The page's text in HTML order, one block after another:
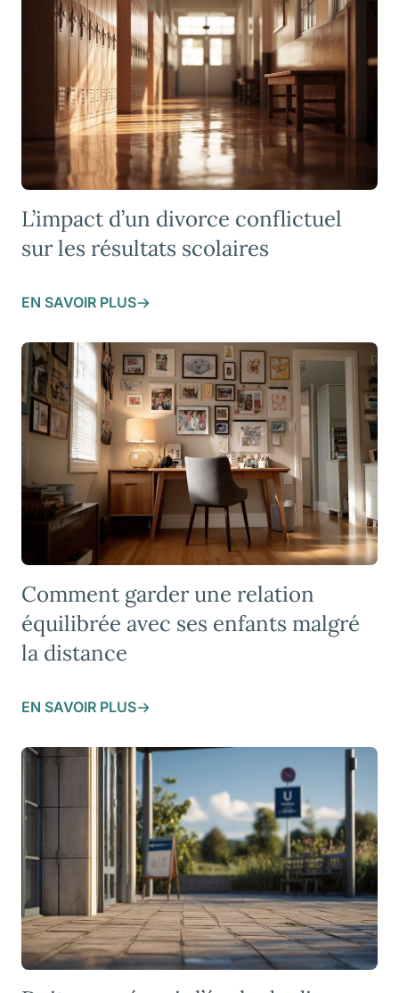
L’impact d’un divorce conflictuel
sur les résultats scolaires
EN SAVOIR PLUS
Comment garder une relation
équilibrée avec ses enfants malgré
la distance
EN SAVOIR PLUS